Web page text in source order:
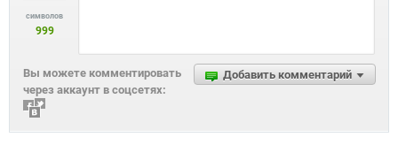
символов
999
Добавить комментарий
Вы можете комментировать
через аккаунт в соцсетях: